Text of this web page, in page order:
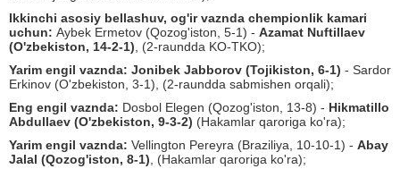
Ikkinchi asosiy bellashuv, og'ir vaznda chempionlik kamari
uchun: Aybek Ermetov (Qozog'iston, 5-1) - Azamat Nuftillaev
(O'zbekiston, 14-2-1) , (2-raundda KO-TKO);
Yarim engil vaznda: Jonibek Jabborov (Tojikiston, 6-1) - Sardor
Erkinov (O'zbekiston, 3-1), (2-raundda sabmishen orqali);
Eng engil vaznda: Dosbol Elegen (Qozog'iston, 13-8) - Hikmatillo
Abdullaev (O'zbekiston, 9-3-2) (Hakamlar qaroriga ko'ra);
Yarim engil vaznda: Vellington Pereyra (Braziliya, 10-10-1) - Abay
Jalal (Qozog'iston, 8-1) , (Hakamlar qaroriga ko'ra);